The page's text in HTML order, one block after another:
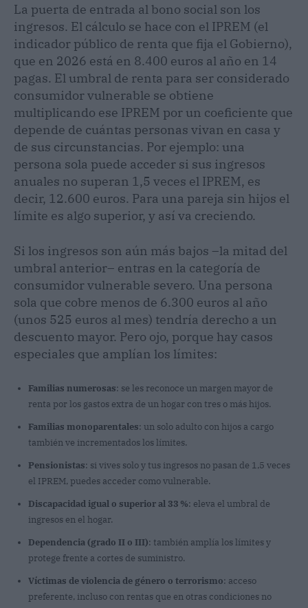
La puerta de entrada al bono social son los
ingresos. El cálculo se hace con el IPREM (el
indicador público de renta que fija el Gobierno),
que en 2026 está en 8.400 euros al año en 14
pagas. El umbral de renta para ser considerado
consumidor vulnerable se obtiene
multiplicando ese IPREM por un coeficiente que
depende de cuántas personas vivan en casa y
de sus circunstancias. Por ejemplo: una
persona sola puede acceder si sus ingresos
anuales no superan 1,5 veces el IPREM, es
decir, 12.600 euros. Para una pareja sin hijos el
límite es algo superior, y así va creciendo.
Si los ingresos son aún más bajos –la mitad del
umbral anterior– entras en la categoría de
consumidor vulnerable severo. Una persona
sola que cobre menos de 6.300 euros al año
(unos 525 euros al mes) tendría derecho a un
descuento mayor. Pero ojo, porque hay casos
especiales que amplían los límites:
Familias numerosas: se les reconoce un margen mayor de
renta por los gastos extra de un hogar con tres o más hijos.
Familias monoparentales: un solo adulto con hijos a cargo
también ve incrementados los límites.
Pensionistas: si vives solo y tus ingresos no pasan de 1,5 veces
el IPREM, puedes acceder como vulnerable.
Discapacidad igual o superior al 33 %: eleva el umbral de
ingresos en el hogar.
Dependencia (grado II o III): también amplía los límites y
protege frente a cortes de suministro.
Víctimas de violencia de género o terrorismo: acceso
preferente, incluso con rentas que en otras condiciones no